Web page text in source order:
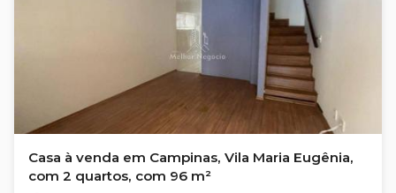
Casa à venda em Campinas, Vila Maria Eugênia,
com 2 quartos, com 96 m²